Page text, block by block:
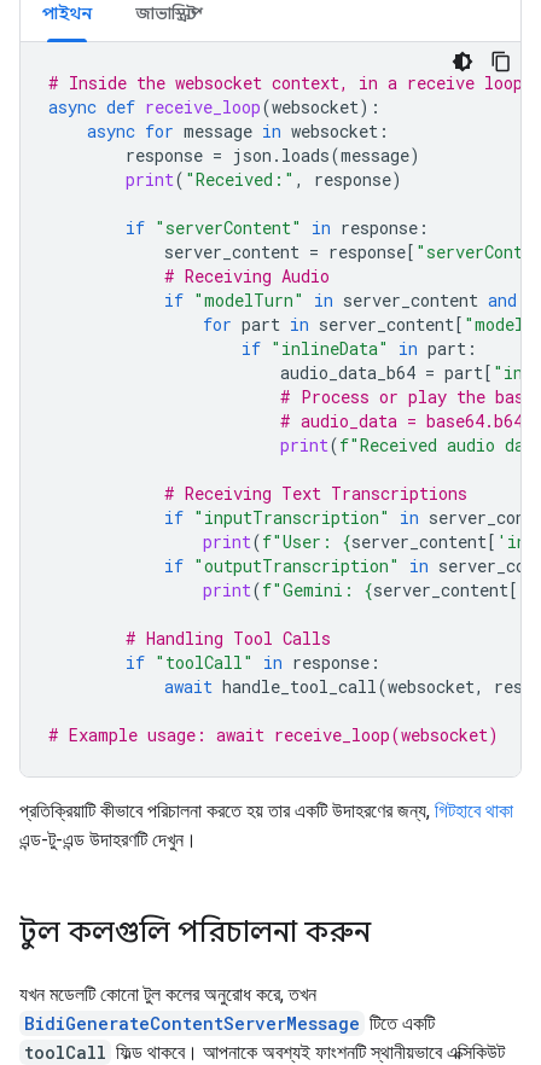
পাইথন জাভাস্ক্রিপ্ট
# Inside the websocket context, in a receive loop
async def receive_loop(websocket):
async for message in websocket :
response = json . loads(message)
print( "Received:" , response)
if "serverContent" in response :
server_content = response[
# Receiving Audio
if "modelTurn" in server_content and
for part in server_content[
if "inlineData" in part :
audio_data_b64 = part[
# Process or play the
# audio_data =
print(f"Received audio
# Receiving Text Transcriptions
if "inputTranscription" in
print(f"User: {server_content[
if "outputTranscription" in
print(f"Gemini: {server_content[
# Handling Tool Calls
if "toolCall" in response :
await handle_tool_call(websocket,
# Example usage: await receive_loop(websocket)
প্রতিক্রিয়াটি কীভাবে পরিচালনা করতে হয় তার একটি উদাহরণের জন্য, গিটহাবে থাকা
এন্ড-টু-এন্ড উদাহরণটি দেখুন।
টুল কলগুলি পরিচালনা করুন
যখন মডেলটি কোনো টুল কলের অনুরোধ করে, তখন
BidiGenerateContentServerMessage টিতে একটি
toolCall ফিল্ড থাকবে। আপনাকে অবশ্যই ফাংশনটি স্থানীয়ভাবে এক্সিকিউট